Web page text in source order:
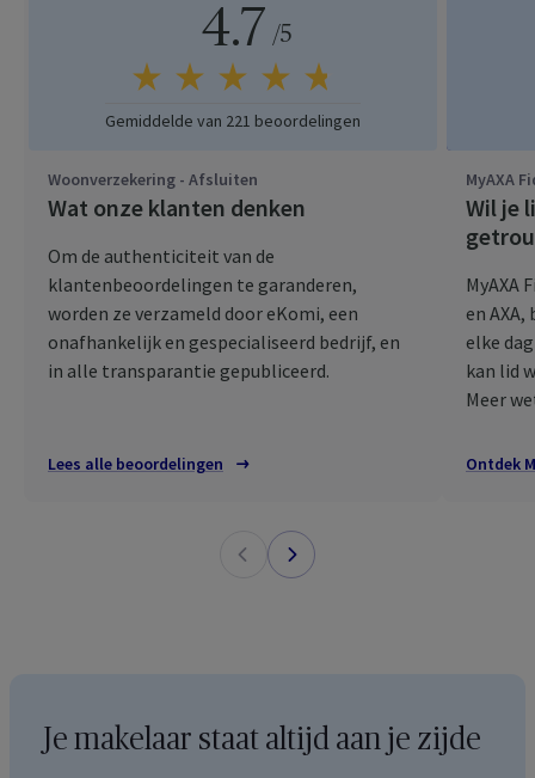
4.7 /5
Sterren
Gemiddelde van 221 beoordelingen
Woonverzekering - Afsluiten
Wat onze klanten denken
Om de authenticiteit van de
klantenbeoordelingen te garanderen,
worden ze verzameld door eKomi, een
onafhankelijk en gespecialiseerd bedrijf, en
in alle transparantie gepubliceerd.
Lees alle beoordelingen
MyAXA
Wil je
MyAXA
en
elke
kan lid
Meer
Ontdek
Je makelaar staat altijd aan je zijde